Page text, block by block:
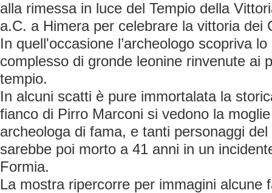
alla rimessa in luce del Tempio della
a.C. a Himera per celebrare la vittoria dei
In quell'occasione l’archeologo scopriva
complesso di gronde leonine rinvenute ai
tempio.
In alcuni scatti è pure immortalata la
fianco di Pirro Marconi si vedono la
archeologa di fama, e tanti personaggi
sarebbe poi morto a 41 anni in un
Formia.
La mostra ripercorre per immagini alcune